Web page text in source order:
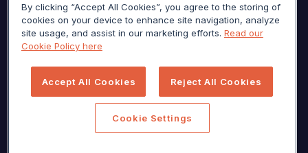
Pourquoi Sojern
Travaillez en partenariat avec nous
Presse
Centre de confidentialité
By clicking “Accept All Cookies”, you agree to the storing of
cookies on your device to enhance site navigation, analyze
site usage, and assist in our marketing efforts. Read our
Cookie Policy here
Accept All Cookies Reject All Cookies
Cookie Settings